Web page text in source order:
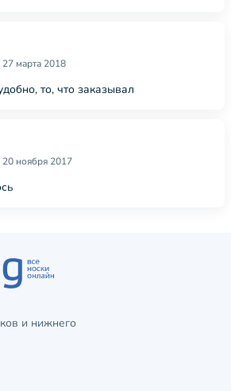
27 марта 2018
то, что заказывал
20 ноября 2017
и нижнего